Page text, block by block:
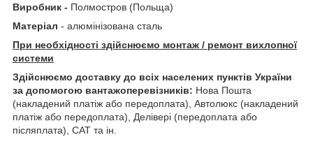
Виробник - Полмостров (Польща)
Матеріал - алюмінізована сталь
При необхідності здійснюємо монтаж / ремонт вихлопної
системи
Здійснюємо доставку до всіх населених пунктів України
за допомогою вантажоперевізників: Нова Пошта
(накладений платіж або передоплата), Автолюкс (накладений
платіж або передоплата), Делівері (передоплата або
післяплата), САТ та ін.